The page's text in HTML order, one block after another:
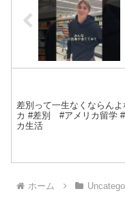
差別って一生なくならん
カ #差別 #アメリカ留学 #
カ生活
ホーム